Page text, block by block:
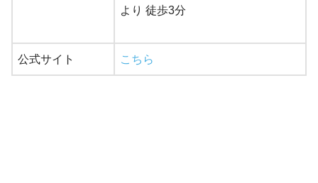
より 徒歩3分
公式サイト こちら